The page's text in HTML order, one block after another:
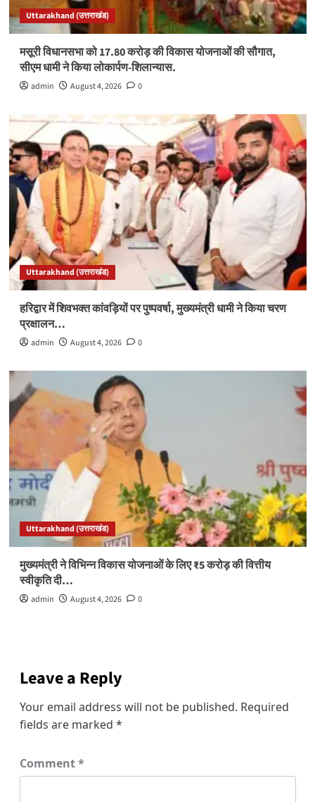
Uttarakhand (उत्तराखंड)
मसूरी विधानसभा को 17.80 करोड़ की विकास योजनाओं की सौगात,
सीएम धामी ने किया लोकार्पण-शिलान्यास.
admin August 4, 2026 0
Uttarakhand (उत्तराखंड)
हरिद्वार में शिवभक्त कांवड़ियों पर पुष्पवर्षा, मुख्यमंत्री धामी ने किया चरण
प्रक्षालन…
admin August 4, 2026 0
Uttarakhand (उत्तराखंड)
मुख्यमंत्री ने विभिन्न विकास योजनाओं के लिए ₹5 करोड़ की वित्तीय
स्वीकृति दी…
admin August 4, 2026 0
Leave a Reply
Your email address will not be published. Required
fields are marked *
Comment*